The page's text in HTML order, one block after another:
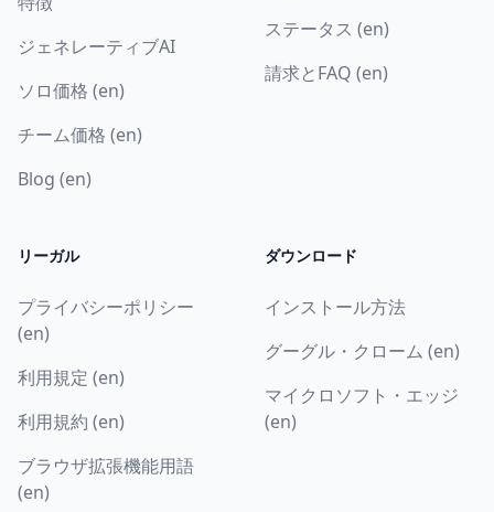
ジェネレーティブAI
ソロ価格 (en)
チーム価格 (en)
Blog (en)
ステータス (en)
請求とFAQ (en)
リーガル
プライバシーポリシー
(en)
利用規定 (en)
利用規約 (en)
ブラウザ拡張機能用語
(en)
ダウンロード
インストール方法
グーグル・クローム (en)
マイクロソフト・エッジ
(en)